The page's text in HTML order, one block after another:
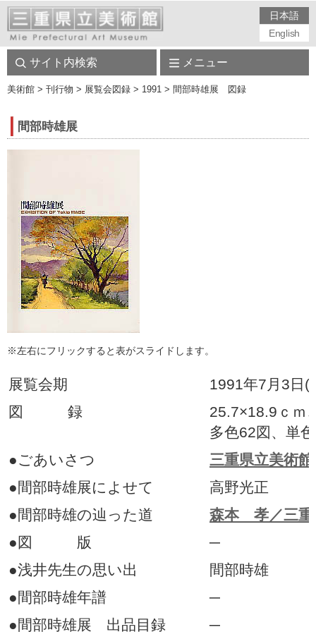
日本語
English
サイト内検索 メニュー
美術館 > 刊行物 > 展覧会図録 > 1991 > 間部時雄展 図録
間部時雄展
※左右にフリックすると表がスライドします。
展覧会期
1991年7月3日(
図 録
25.7×18.9ｃｍ
多色62図、単
●ごあいさつ
三重県立美術
●間部時雄展によせて
高野光正
●間部時雄の辿った道
森本 孝／三重
●図 版
─
●浅井先生の思い出
間部時雄
●間部時雄年譜
─
●間部時雄展 出品目録
─